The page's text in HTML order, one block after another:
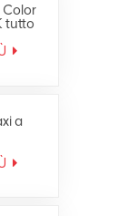
Color
tutto
a